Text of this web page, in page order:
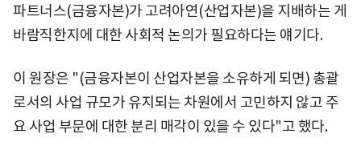
파트너스(금융자본)가 고려아연(산업자본)을 지배하는 게
바람직한지에 대한 사회적 논의가 필요하다는 얘기다.
이 원장은 "(금융자본이 산업자본을 소유하게 되면) 총괄
로서의 사업 규모가 유지되는 차원에서 고민하지 않고 주
요 사업 부문에 대한 분리 매각이 있을 수 있다"고 했다.